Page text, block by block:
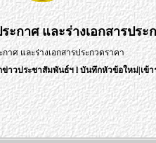
ะกาศ และร่างเอกสารประ
กาศ และร่างเอกสารประกวดราคา
าวประชาสัมพันธ์ฯlบันทึกหัวข้อใหม่|เข้